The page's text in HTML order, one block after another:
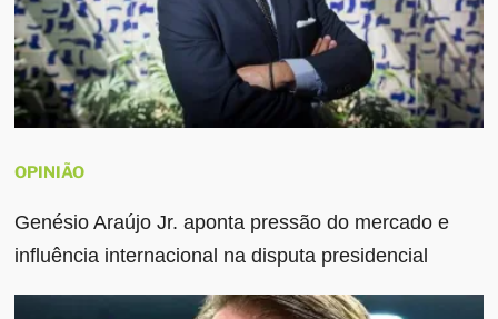
OPINIÃO
Genésio Araújo Jr. aponta pressão do mercado e
influência internacional na disputa presidencial